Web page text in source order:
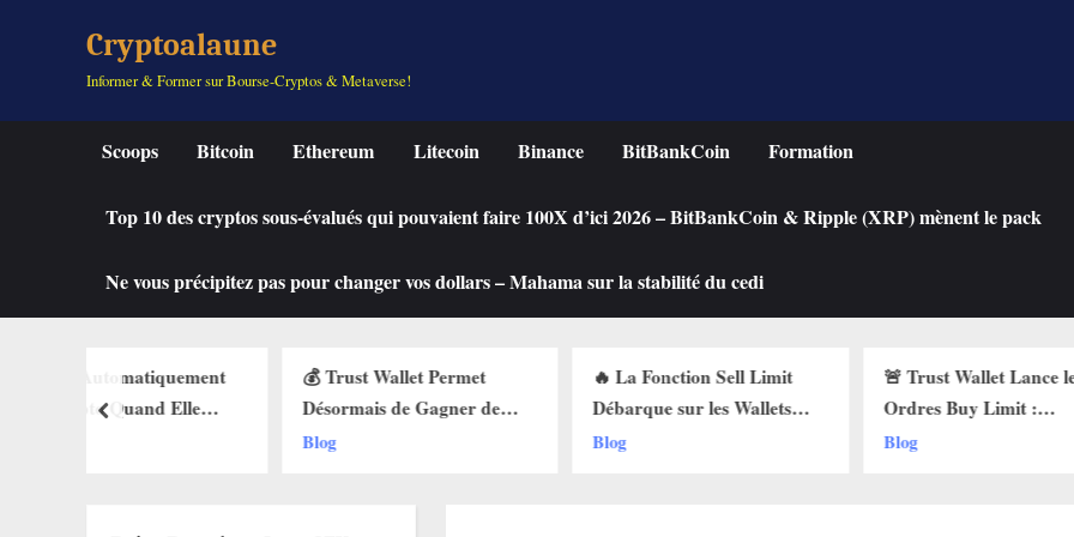
Cryptoalaune
Informer & Former sur Bourse-Cryptos & Metaverse!
Scoops Bitcoin Ethereum Litecoin Binance BitBankCoin Formation
Top 10 des cryptos sous-évalués qui pouvaient faire 100X d’ici 2026 – BitBankCoin & Ripple (XRP) mènent le pack
Ne vous précipitez pas pour changer vos dollars – Mahama sur la stabilité du cedi
💰 Trust Wallet Permet
Désormais de Gagner de
l’Argent Sans Trader ? Les
🔥 La Fonction Sell Limit
Débarque sur les Wallets
Web3 : Voici Pourquoi Ça
🚨 Trust Wallet Lance les
Ordres Buy Limit :
Comment Acheter vos
une
Chute
prev